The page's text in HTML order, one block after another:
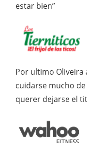
estar bien”
Por ultimo
cuidarse mucho
querer dejarse el